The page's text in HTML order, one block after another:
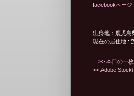
facebookページ
出身地：鹿児島
現在の居住地 :
>> 本日の一
>> Adobe Stock